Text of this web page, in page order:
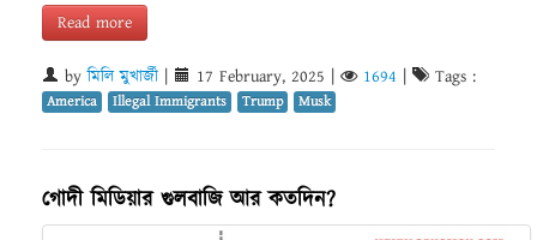
Read more
byমিলি মুখার্জী 17 February, 2025 1694 Tags :
America Illegal Immigrants Trump Musk
গোদী মিডিয়ার গুলবাজি আর কতদিন?